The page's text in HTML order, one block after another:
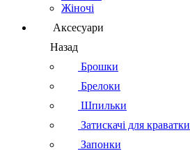
Жіночі
Аксесуари
Назад
Брошки
Брелоки
Шпильки
Затискачі для краватки
Запонки